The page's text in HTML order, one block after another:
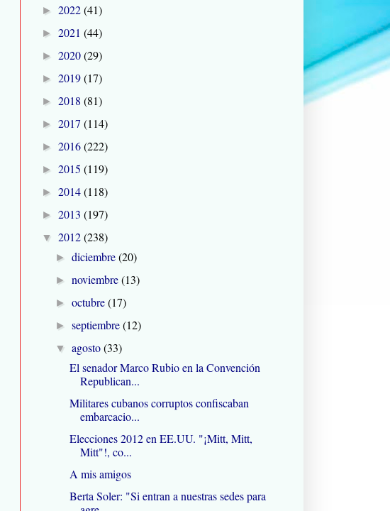
► 2022(41)
► 2021 (44)
► 2020(29)
► 2019(17)
► 2018 (81)
► 2017 (114)
► 2016(222)
► 2015 (119)
► 2014(118)
► 2013 (197)
▼ 2012(238)
►diciembre(20)
►noviembre(13)
►octubre(17)
►septiembre(12)
▼agosto(33)
El senador Marco Rubio en la Convención
Republican...
Militares cubanos corruptos confiscaban
embarcacio...
Elecciones 2012 en EE.UU. "¡Mitt, Mitt,
Mitt"!, co...
A mis amigos
Berta Soler: "Si entran a nuestras sedes para